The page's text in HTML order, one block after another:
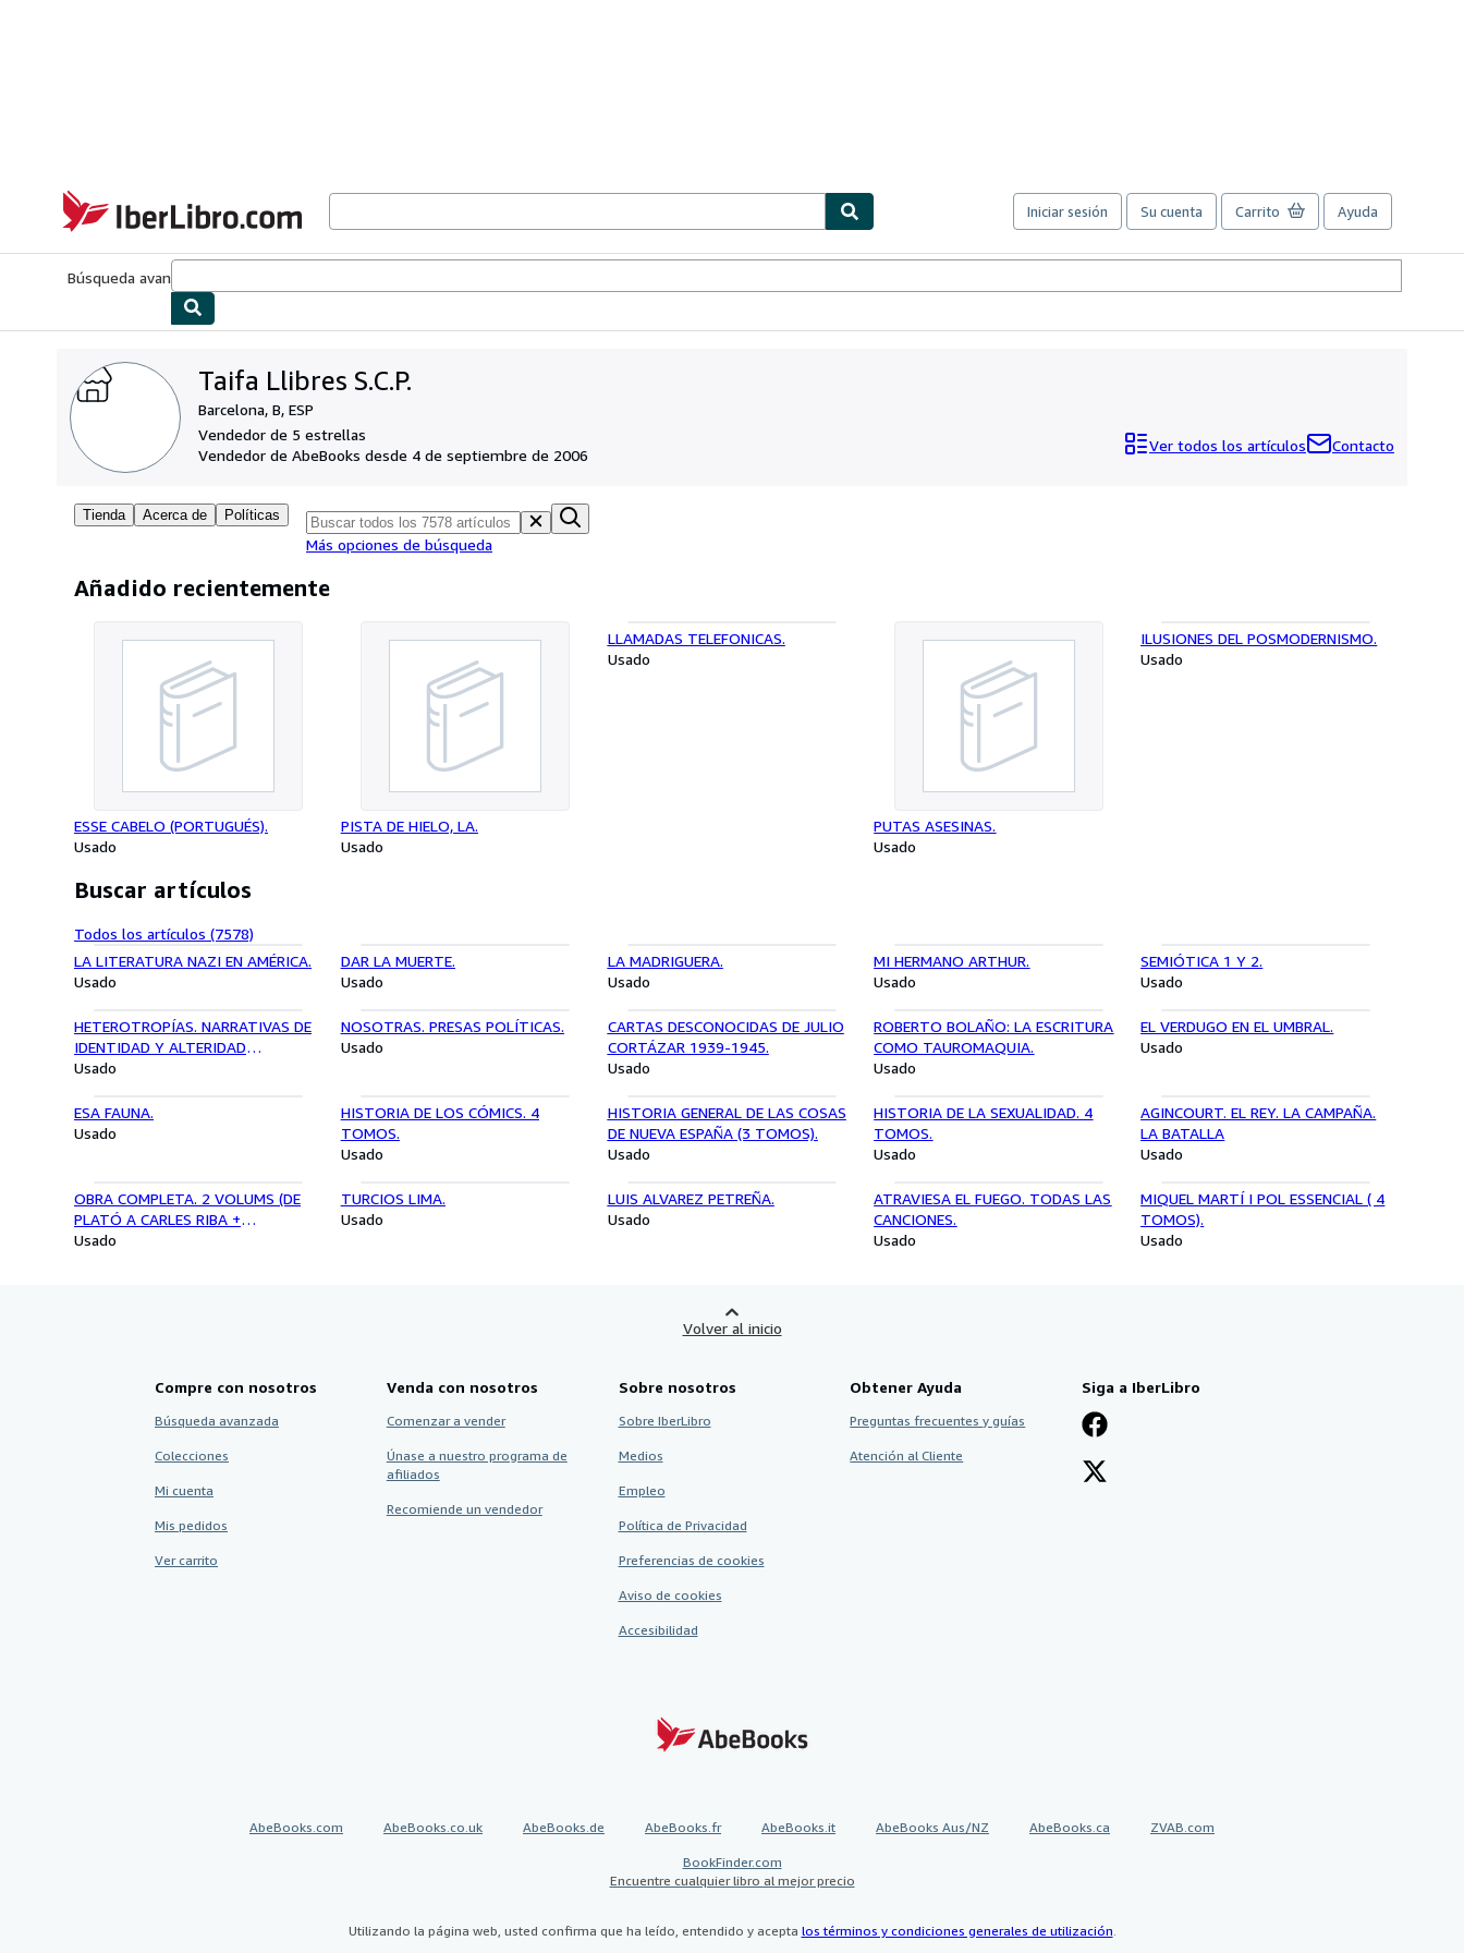
IberLibro.com
Iniciar sesión Su cuenta Carrito Ayuda
Búsqueda avanzada
Taifa Llibres S.C.P.
Barcelona, B, ESP
Vendedor de 5 estrellas
Vendedor de AbeBooks desde 4 de septiembre de 2006
Ver todos los artículos Contacto
Tienda Acerca de Políticas
Más opciones de búsqueda
Añadido recientemente
ESSE CABELO (PORTUGUÉS).
Usado
PISTA DE HIELO, LA.
Usado
LLAMADAS TELEFONICAS.
Usado
PUTAS ASESINAS.
Usado
ILUSIONES DEL POSMODERNISMO.
Usado
Buscar artículos
Todos los artículos (7578)
LA LITERATURA NAZI EN AMÉRICA.
Usado
DAR LA MUERTE.
Usado
LA MADRIGUERA.
Usado
MI HERMANO ARTHUR.
Usado
SEMIÓTICA 1 Y 2.
Usado
HETEROTROPÍAS. NARRATIVAS DE
IDENTIDAD Y ALTERIDAD
LATINOAMERICANA.
Usado
NOSOTRAS. PRESAS POLÍTICAS.
Usado
CARTAS DESCONOCIDAS DE JULIO
CORTÁZAR 1939-1945.
Usado
ROBERTO BOLAÑO: LA ESCRITURA
COMO TAUROMAQUIA.
Usado
EL VERDUGO EN EL UMBRAL.
Usado
ESA FAUNA.
Usado
HISTORIA DE LOS CÓMICS. 4
TOMOS.
Usado
HISTORIA GENERAL DE LAS COSAS
DE NUEVA ESPAÑA (3 TOMOS).
Usado
HISTORIA DE LA SEXUALIDAD. 4
TOMOS.
Usado
AGINCOURT. EL REY. LA CAMPAÑA.
LA BATALLA
Usado
OBRA COMPLETA. 2 VOLUMS (DE
PLATÓ A CARLES RIBA +
CRÒNIQUES EUROPEAS).
Usado
TURCIOS LIMA.
Usado
LUIS ALVAREZ PETREÑA.
Usado
ATRAVIESA EL FUEGO. TODAS LAS
CANCIONES.
Usado
MIQUEL MARTÍ I POL ESSENCIAL ( 4
TOMOS).
Usado
Volver al inicio
Compre con nosotros
Búsqueda avanzada
Colecciones
Mi cuenta
Mis pedidos
Ver carrito
Venda con nosotros
Comenzar a vender
Únase a nuestro programa de
afiliados
Recomiende un vendedor
Sobre nosotros
Sobre IberLibro
Medios
Empleo
Política de Privacidad
Preferencias de cookies
Aviso de cookies
Accesibilidad
Obtener Ayuda
Preguntas frecuentes y guías
Atención al Cliente
Siga a IberLibro
AbeBooks.com AbeBooks.co.uk AbeBooks.de AbeBooks.fr AbeBooks.it AbeBooks Aus/NZ AbeBooks.ca ZVAB.com
BookFinder.com
Encuentre cualquier libro al mejor precio
Utilizando la página web, usted confirma que ha leído, entendido y acepta los términos y condiciones generales de utilización.